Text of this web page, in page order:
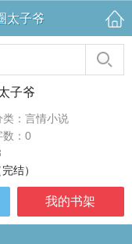
太子爷
子爷
类：言情小说
数：0
结）
我的书架